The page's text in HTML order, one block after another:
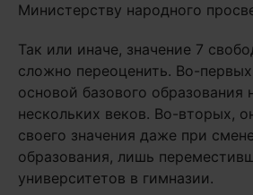
Министерству народного
Так или иначе, значение 7
сложно переоценить. Во-
основой базового образования
нескольких веков. Во-вторых,
своего значения даже при
образования, лишь
университетов в гимназии.